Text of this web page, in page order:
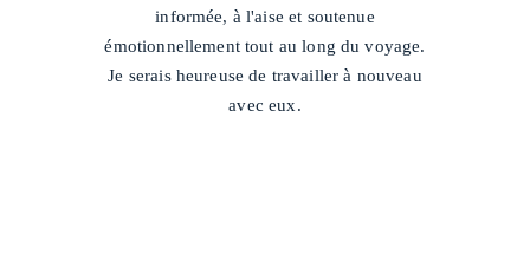
informée, à l'aise et soutenue
émotionnellement tout au long du voyage.
Je serais heureuse de travailler à nouveau
avec eux.